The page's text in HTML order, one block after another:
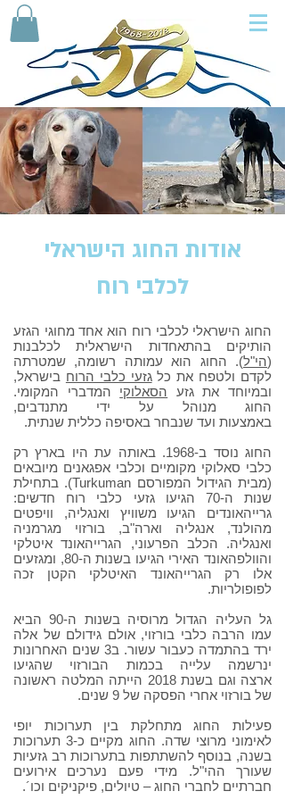
החוג הישראלי לכלבי רוח הוא אחד מחוגי הגזע
הותיקים בהתאחדות הישראלית לכלבנות
(הי"ל). החוג הוא עמותה רשומה, שמטרתה
לקדם ולטפח את כלגזעי כלבי הרוח בישראל,
ובמיוחד את גזע הסאלוקי המדברי המקומי.
החוג מנוהל על ידי מתנדבים,
באמצעות ועד שנבחר באסיפה כללית שנתית.
החוג נוסד ב-1968. באותה עת היו בארץ רק
כלבי סאלוקי מקומיים וכלבי אפגאנים מיובאים
(מבית הגידול המפורסם Turkuman). בתחילת
שנות ה-70 הגיעו גזעי כלבי רוח חדשים:
גרייהאונדים הגיעו משוויץ ואנגליה, וויפטים
מהולנד, אנגליה וארה"ב, בורזוי מגרמניה
ואנגליה. הכלב הפרעוני, הגרייהאונד איטלקי
והוולפהאונד האירי הגיעו בשנות ה-80, ומגזעים
אלו רק הגרייהאונד האיטלקי הקטן זכה
לפופולריות.
גל העליה הגדול מרוסיה בשנות ה-90 הביא
עמו הרבה כלבי בורזוי, אולם גידולם של אלה
ירד בהתמדה כעבור עשור. ב3 שנים האחרונות
ינרשמה עלייה בכמות הבורזוי שהגיעו
ארצה וגם בשנת 2018 הייתה המלטה ראשונה
של בורזוי אחרי הפסקה של 9 שנים.
פעילות החוג מתחלקת בין תערוכות יופי
לאימוני מרוצי שדה. החוג מקיים כ-3 תערוכות
בשנה, בנוסף להשתתפות בתערוכות רב גזעיות
שעורך ההי"ל. מידי פעם נערכים אירועים
חברתיים לחברי החוג – טיולים, פיקניקים וכו´.
אודות החוג הישראלי
לכלבי רוח